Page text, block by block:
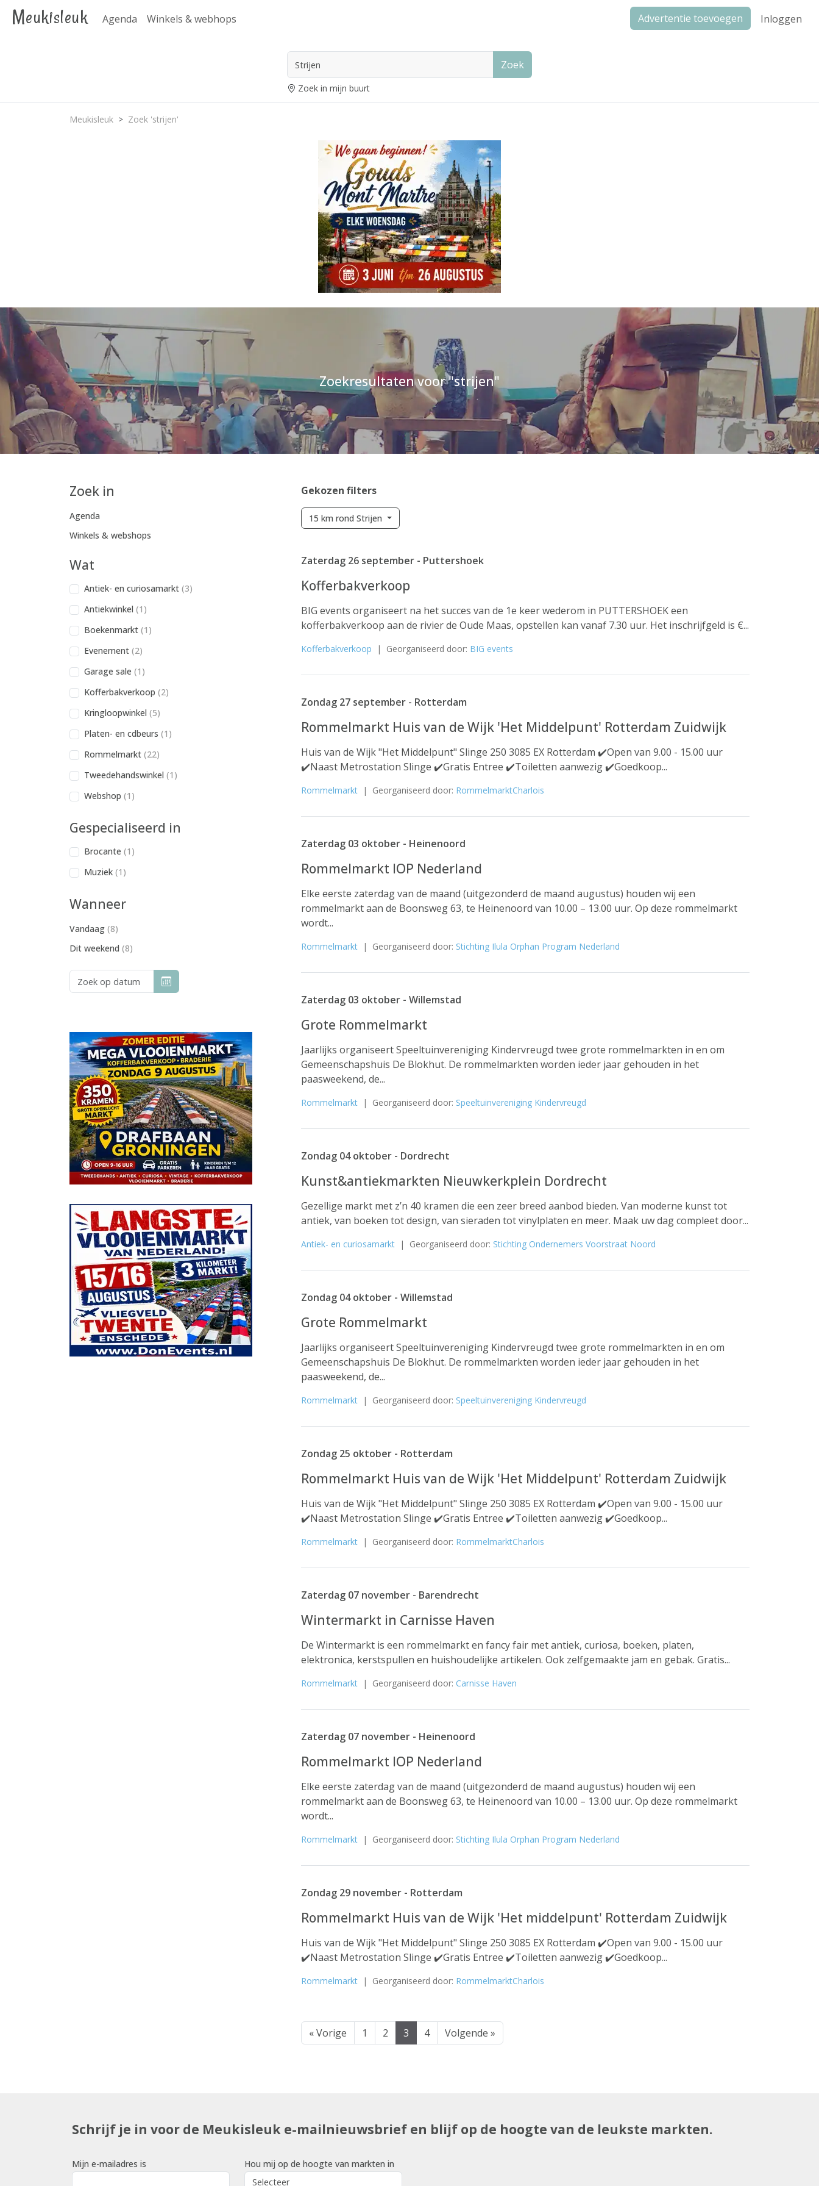
Meukisleuk Agenda Winkels & webhops Advertentie toevoegen Inloggen
Zoek
Zoek in mijn buurt
Meukisleuk Zoek 'strijen'
Zoekresultaten voor "strijen"
Zoek in
Agenda
Winkels & webshops
Wat
Antiek- en curiosamarkt (3)
Antiekwinkel (1)
Boekenmarkt (1)
Evenement (2)
Garage sale (1)
Kofferbakverkoop (2)
Kringloopwinkel (5)
Platen- en cdbeurs (1)
Rommelmarkt (22)
Tweedehandswinkel (1)
Webshop (1)
Gespecialiseerd in
Brocante (1)
Muziek (1)
Wanneer
Vandaag (8)
Dit weekend (8)
Gekozen filters
15 km rond Strijen
Zaterdag 26 september - Puttershoek
Kofferbakverkoop
BIG events organiseert na het succes van de 1e keer wederom in PUTTERSHOEK een
kofferbakverkoop aan de rivier de Oude Maas, opstellen kan vanaf 7.30 uur. Het inschrijfgeld is €...
Kofferbakverkoop | Georganiseerd door: BIG events
Zondag 27 september - Rotterdam
Rommelmarkt Huis van de Wijk 'Het Middelpunt' Rotterdam Zuidwijk
Huis van de Wijk "Het Middelpunt" Slinge 250 3085 EX Rotterdam ✔️Open van 9.00 - 15.00 uur
✔️Naast Metrostation Slinge ✔️Gratis Entree ✔️Toiletten aanwezig ✔️Goedkoop...
Rommelmarkt | Georganiseerd door: RommelmarktCharlois
Zaterdag 03 oktober - Heinenoord
Rommelmarkt IOP Nederland
Elke eerste zaterdag van de maand (uitgezonderd de maand augustus) houden wij een
rommelmarkt aan de Boonsweg 63, te Heinenoord van 10.00 – 13.00 uur. Op deze rommelmarkt
wordt...
Rommelmarkt | Georganiseerd door: Stichting Ilula Orphan Program Nederland
Zaterdag 03 oktober - Willemstad
Grote Rommelmarkt
Jaarlijks organiseert Speeltuinvereniging Kindervreugd twee grote rommelmarkten in en om
Gemeenschapshuis De Blokhut. De rommelmarkten worden ieder jaar gehouden in het
paasweekend, de...
Rommelmarkt | Georganiseerd door: Speeltuinvereniging Kindervreugd
Zondag 04 oktober - Dordrecht
Kunst&antiekmarkten Nieuwkerkplein Dordrecht
Gezellige markt met z’n 40 kramen die een zeer breed aanbod bieden. Van moderne kunst tot
antiek, van boeken tot design, van sieraden tot vinylplaten en meer. Maak uw dag compleet door...
Antiek- en curiosamarkt | Georganiseerd door: Stichting Ondernemers Voorstraat Noord
Zondag 04 oktober - Willemstad
Grote Rommelmarkt
Jaarlijks organiseert Speeltuinvereniging Kindervreugd twee grote rommelmarkten in en om
Gemeenschapshuis De Blokhut. De rommelmarkten worden ieder jaar gehouden in het
paasweekend, de...
Rommelmarkt | Georganiseerd door: Speeltuinvereniging Kindervreugd
Zondag 25 oktober - Rotterdam
Rommelmarkt Huis van de Wijk 'Het Middelpunt' Rotterdam Zuidwijk
Huis van de Wijk "Het Middelpunt" Slinge 250 3085 EX Rotterdam ✔️Open van 9.00 - 15.00 uur
✔️Naast Metrostation Slinge ✔️Gratis Entree ✔️Toiletten aanwezig ✔️Goedkoop...
Rommelmarkt | Georganiseerd door: RommelmarktCharlois
Zaterdag 07 november - Barendrecht
Wintermarkt in Carnisse Haven
De Wintermarkt is een rommelmarkt en fancy fair met antiek, curiosa, boeken, platen,
elektronica, kerstspullen en huishoudelijke artikelen. Ook zelfgemaakte jam en gebak. Gratis...
Rommelmarkt | Georganiseerd door: Carnisse Haven
Zaterdag 07 november - Heinenoord
Rommelmarkt IOP Nederland
Elke eerste zaterdag van de maand (uitgezonderd de maand augustus) houden wij een
rommelmarkt aan de Boonsweg 63, te Heinenoord van 10.00 – 13.00 uur. Op deze rommelmarkt
wordt...
Rommelmarkt | Georganiseerd door: Stichting Ilula Orphan Program Nederland
Zondag 29 november - Rotterdam
Rommelmarkt Huis van de Wijk 'Het middelpunt' Rotterdam Zuidwijk
Huis van de Wijk "Het Middelpunt" Slinge 250 3085 EX Rotterdam ✔️Open van 9.00 - 15.00 uur
✔️Naast Metrostation Slinge ✔️Gratis Entree ✔️Toiletten aanwezig ✔️Goedkoop...
Rommelmarkt | Georganiseerd door: RommelmarktCharlois
« Vorige 1 2 3 4 Volgende »
Schrijf je in voor de Meukisleuk e-mailnieuwsbrief en blijf op de hoogte van de leukste markten.
Mijn e-mailadres is Hou mij op de hoogte van markten in